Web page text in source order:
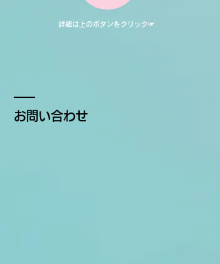
詳細は上のボタンをクリック☞
お問い合わせ